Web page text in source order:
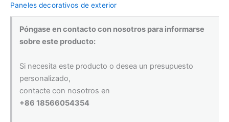
Paneles decorativos de exterior
Póngase en contacto con nosotros para informarse
sobre este producto:
Si necesita este producto o desea un presupuesto
personalizado,
contacte con nosotros en
+86 18566054354